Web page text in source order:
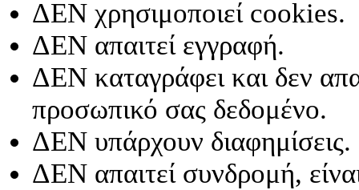
ΔΕΝ χρησιμοποιεί cookies.
ΔΕΝ απαιτεί εγγραφή.
ΔΕΝ καταγράφει και δεν
προσωπικό σας δεδομένο.
ΔΕΝ υπάρχουν διαφημίσεις.
ΔΕΝ απαιτεί συνδρομή,